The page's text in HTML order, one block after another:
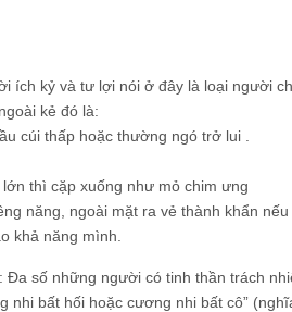
kỷ và tư lợi nói ở đây là loại người
kẻ đó là:
cúi thấp hoặc thường ngó trở lui .
thì cặp xuống như mỏ chim ưng
năng, ngoài mặt ra vẻ thành khẩn nếu
khả năng mình.
số những người có tinh thần trách
nhi bất hối hoặc cương nhi bất cô”